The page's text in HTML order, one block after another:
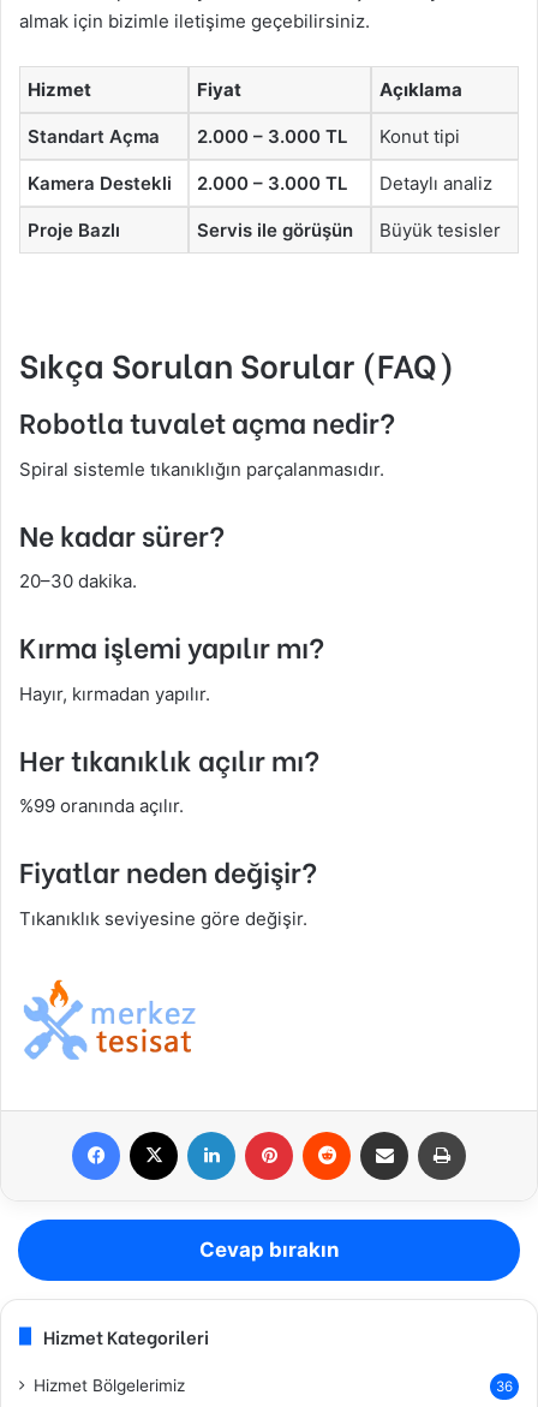
almak için bizimle iletişime geçebilirsiniz.
Hizmet Fiyat Açıklama
Standart Açma 2.000 – 3.000 TL Konut tipi
Kamera Destekli 2.000 – 3.000 TL Detaylı analiz
Proje Bazlı Servis ile görüşün Büyük tesisler
Sıkça Sorulan Sorular (FAQ)
Robotla tuvalet açma nedir?
Spiral sistemle tıkanıklığın parçalanmasıdır.
Ne kadar sürer?
20–30 dakika.
Kırma işlemi yapılır mı?
Hayır, kırmadan yapılır.
Her tıkanıklık açılır mı?
%99 oranında açılır.
Fiyatlar neden değişir?
Tıkanıklık seviyesine göre değişir.
Facebook LinkedIn Pinterest Reddit E-Posta ile paylaş
Cevap bırakın
Hizmet Kategorileri
Hizmet Bölgelerimiz 36